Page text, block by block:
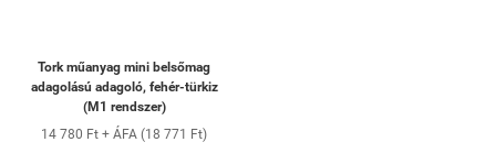
Tork műanyag mini belsőmag
adagolású adagoló, fehér-türkiz
(M1 rendszer)
14 780 Ft + ÁFA (18 771 Ft)